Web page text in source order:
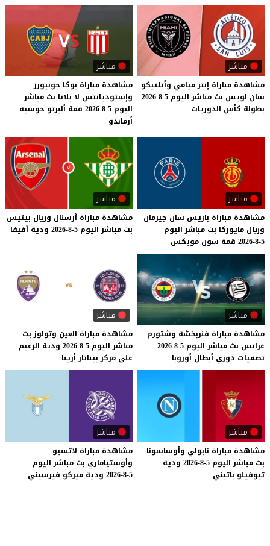
مباشر
مشاهدة مباراة إنترميامي وأتلتيكو
سان لويس بث مباشر اليوم 5-8-2026
بطولة كأس الدوريات
مباشر
مشاهدة مباراة بوكا جونيورز
وإستوديانتس لا بلاتا بث مباشر
اليوم 5-8-2026 قمة ألبرتو خوسيه
أرماندو
مباشر
مشاهدة مباراة باريس سان جيرمان
وريال مايوركا بث مباشر اليوم
5-8-2026
قمة سون مويكس
مباشر
مشاهدة مباراة آرسنال وريال بيتيس
بث مباشر اليوم 5-8-2026 ودية أفيفا
مباشر
مشاهدة مباراة فنربخشة وشتورم
غراتس بث مباشر اليوم 5-8-2026
تصفيات دوري أبطال أوروبا
مباشر
مشاهدة مباراة العين وتولوز بث
مباشر اليوم 5-8-2026 ودية الزعيم
على مركز بيناتار أرينا
مباشر
مشاهدة مباراة نابولي وأوساسونا
بث مباشر اليوم 5-8-2026
ودية
تيوفيلو باتيني
مباشر
مشاهدة مباراة لاتسيو
وأوستياماري بث مباشر اليوم
5-8-2026
ودية ميركو فيرسيني